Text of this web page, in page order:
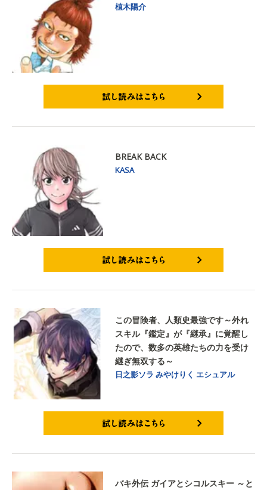
植木陽介
BREAK BACK
KASA
この冒険者、人類史最強です～外れ
スキル『鑑定』が『継承』に覚醒し
たので、数多の英雄たちの力を受け
継ぎ無双する～
日之影ソラ みやけりく エシュアル
バキ外伝 ガイアとシコルスキー ～と